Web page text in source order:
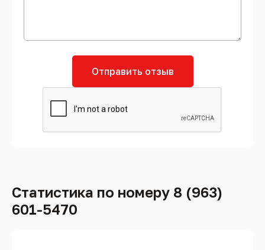
Отправить отзыв
Статистика по номеру 8 (963)
601-5470